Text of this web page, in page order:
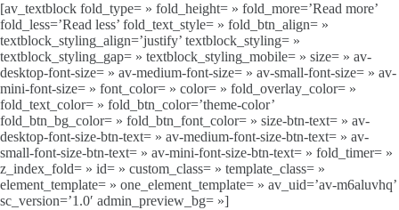
[av_textblock fold_type= » fold_height= » fold_more=’Read more’
fold_less=’Read less’ fold_text_style= » fold_btn_align= »
textblock_styling_align=’justify’ textblock_styling= »
textblock_styling_gap= » textblock_styling_mobile= » size= » av-
desktop-font-size= » av-medium-font-size= » av-small-font-size= » av-
mini-font-size= » font_color= » color= » fold_overlay_color= »
fold_text_color= » fold_btn_color=’theme-color’
fold_btn_bg_color= » fold_btn_font_color= » size-btn-text= » av-
desktop-font-size-btn-text= » av-medium-font-size-btn-text= » av-
small-font-size-btn-text= » av-mini-font-size-btn-text= » fold_timer= »
z_index_fold= » id= » custom_class= » template_class= »
element_template= » one_element_template= » av_uid=’av-m6aluvhq’
sc_version=’1.0′ admin_preview_bg= »]